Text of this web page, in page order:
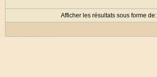
Afficher les résultats sous forme de: